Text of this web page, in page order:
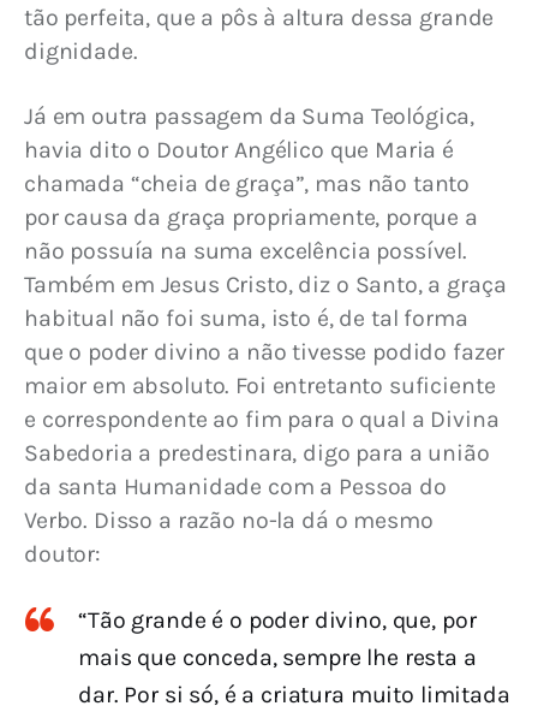
tão perfeita, que a pôs à altura dessa grande
dignidade.
Já em outra passagem da Suma Teológica,
havia dito o Doutor Angélico que Maria é
chamada “cheia de graça”, mas não tanto
por causa da graça propriamente, porque a
não possuía na suma excelência possível.
Também em Jesus Cristo, diz o Santo, a graça
habitual não foi suma, isto é, de tal forma
que o poder divino a não tivesse podido fazer
maior em absoluto. Foi entretanto suficiente
e correspondente ao fim para o qual a Divina
Sabedoria a predestinara, digo para a união
da santa Humanidade com a Pessoa do
Verbo. Disso a razão no-la dá o mesmo
doutor:
“Tão grande é o poder divino, que, por
mais que conceda, sempre lhe resta a
dar. Por si só, é a criatura muito limitada